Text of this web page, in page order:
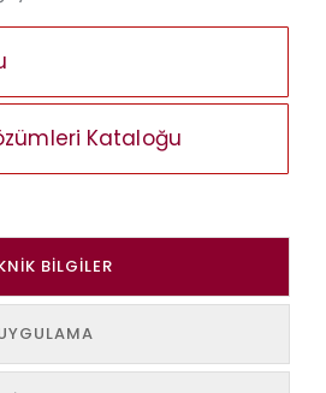
Kataloğu
BILGILER